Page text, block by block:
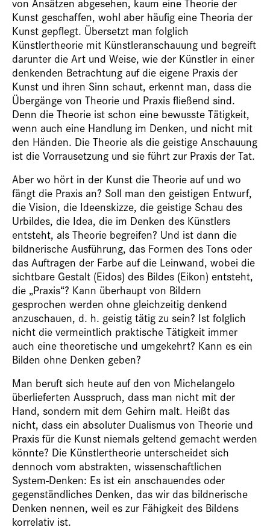
Kunst geschaffen, wohl aber häufig eine Theoria der
Kunst gepflegt. Übersetzt man folglich
Künstlertheorie mit Künstleranschauung und begreift
darunter die Art und Weise, wie der Künstler in einer
denkenden Betrachtung auf die eigene Praxis der
Kunst und ihren Sinn schaut, erkennt man, dass die
Übergänge von Theorie und Praxis fließend sind.
Denn die Theorie ist schon eine bewusste Tätigkeit,
wenn auch eine Handlung im Denken, und nicht mit
den Händen. Die Theorie als die geistige Anschauung
ist die Vorrausetzung und sie führt zur Praxis der Tat.
Aber wo hört in der Kunst die Theorie auf und wo
fängt die Praxis an? Soll man den geistigen Entwurf,
die Vision, die Ideenskizze, die geistige Schau des
Urbildes, die Idea, die im Denken des Künstlers
entsteht, als Theorie begreifen? Und ist dann die
bildnerische Ausführung, das Formen des Tons oder
das Auftragen der Farbe auf die Leinwand, wobei die
sichtbare Gestalt (Eidos) des Bildes (Eikon) entsteht,
die „Praxis“? Kann überhaupt von Bildern
gesprochen werden ohne gleichzeitig denkend
anzuschauen, d. h. geistig tätig zu sein? Ist folglich
nicht die vermeintlich praktische Tätigkeit immer
auch eine theoretische und umgekehrt? Kann es ein
Bilden ohne Denken geben?
Man beruft sich heute auf den von Michelangelo
überlieferten Ausspruch, dass man nicht mit der
Hand, sondern mit dem Gehirn malt. Heißt das
nicht, dass ein absoluter Dualismus von Theorie und
Praxis für die Kunst niemals geltend gemacht werden
könnte? Die Künstlertheorie unterscheidet sich
dennoch vom abstrakten, wissenschaftlichen
System-Denken: Es ist ein anschauendes oder
gegenständliches Denken, das wir das bildnerische
Denken nennen, weil es zur Fähigkeit des Bildens
korrelativ ist.